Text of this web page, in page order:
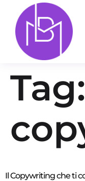
Tag:
Il Copywriting che ti